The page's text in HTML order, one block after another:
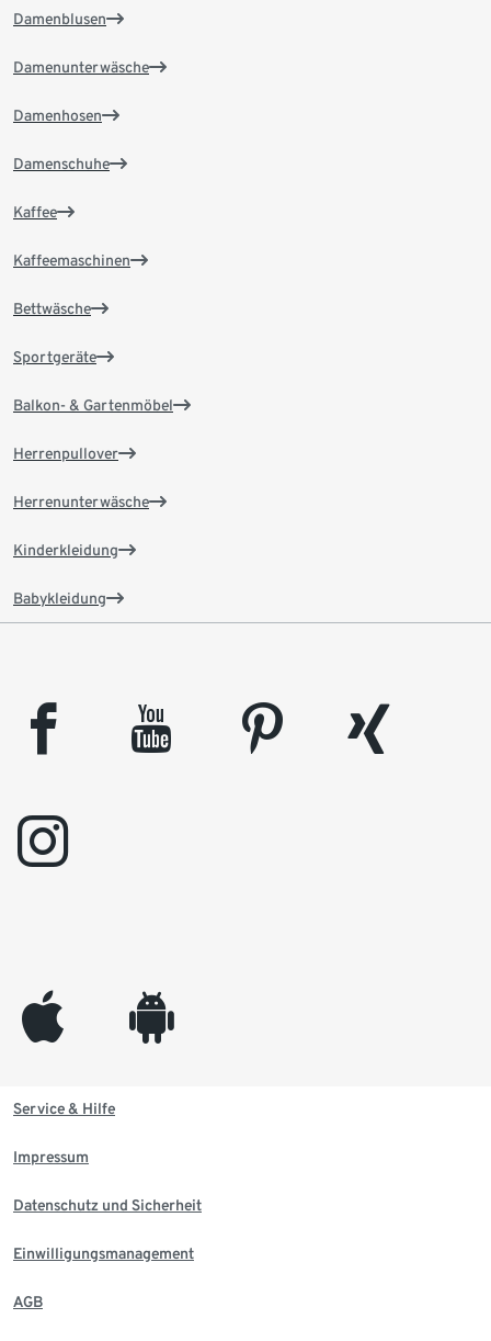
Damenblusen
Damenunterwäsche
Damenhosen
Damenschuhe
Kaffee
Kaffeemaschinen
Bettwäsche
Sportgeräte
Balkon- & Gartenmöbel
Herrenpullover
Herrenunterwäsche
Kinderkleidung
Babykleidung
facebook youtube pinterest
xing
instagram
appleinc android
Service & Hilfe
Impressum
Datenschutz und Sicherheit
Einwilligungsmanagement
AGB